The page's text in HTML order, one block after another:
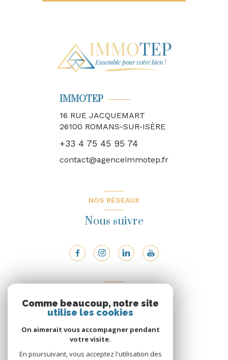
IMMOTEP
16 RUE JACQUEMART
26100 ROMANS-SUR-ISÈRE
+33 4 75 45 95 74
contact@agenceimmotep.fr
NOS RÉSEAUX
Nous suivre
Nous adhérons
Comme beaucoup, notre site
utilise les cookies
On aimerait vous accompagner pendant
votre visite.
En poursuivant, vous acceptez l'utilisation des